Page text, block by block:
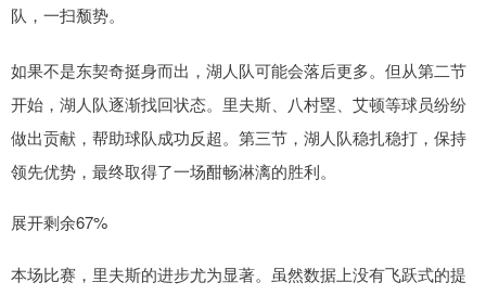
队，一扫颓势。
如果不是东契奇挺身而出，湖人队可能会落后更多。但从第二节
开始，湖人队逐渐找回状态。里夫斯、八村塁、艾顿等球员纷纷
做出贡献，帮助球队成功反超。第三节，湖人队稳扎稳打，保持
领先优势，最终取得了一场酣畅淋漓的胜利。
展开剩余67%
本场比赛，里夫斯的进步尤为显著。虽然数据上没有飞跃式的提